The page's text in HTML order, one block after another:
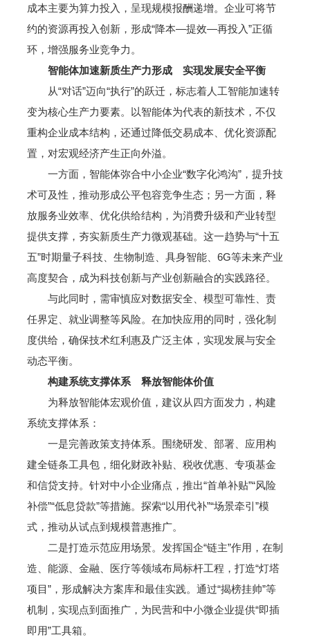
成本主要为算力投入，呈现规模报酬递增。企业可将节
约的资源再投入创新，形成“降本—提效—再投入”正循
环，增强服务业竞争力。
智能体加速新质生产力形成 实现发展安全平衡
从“对话”迈向“执行”的跃迁，标志着人工智能加速转
变为核心生产力要素。以智能体为代表的新技术，不仅
重构企业成本结构，还通过降低交易成本、优化资源配
置，对宏观经济产生正向外溢。
一方面，智能体弥合中小企业“数字化鸿沟”，提升技
术可及性，推动形成公平包容竞争生态；另一方面，释
放服务业效率、优化供给结构，为消费升级和产业转型
提供支撑，夯实新质生产力微观基础。这一趋势与“十五
五”时期量子科技、生物制造、具身智能、6G等未来产业
高度契合，成为科技创新与产业创新融合的实践路径。
与此同时，需审慎应对数据安全、模型可靠性、责
任界定、就业调整等风险。在加快应用的同时，强化制
度供给，确保技术红利惠及广泛主体，实现发展与安全
动态平衡。
构建系统支撑体系 释放智能体价值
为释放智能体宏观价值，建议从四方面发力，构建
系统支撑体系：
一是完善政策支持体系。围绕研发、部署、应用构
建全链条工具包，细化财政补贴、税收优惠、专项基金
和信贷支持。针对中小企业痛点，推出“首单补贴”“风险
补偿”“低息贷款”等措施。探索“以用代补”“场景牵引”模
式，推动从试点到规模普惠推广。
二是打造示范应用场景。发挥国企“链主”作用，在制
造、能源、金融、医疗等领域布局标杆工程，打造“灯塔
项目”，形成解决方案库和最佳实践。通过“揭榜挂帅”等
机制，实现点到面推广，为民营和中小微企业提供“即插
即用”工具箱。